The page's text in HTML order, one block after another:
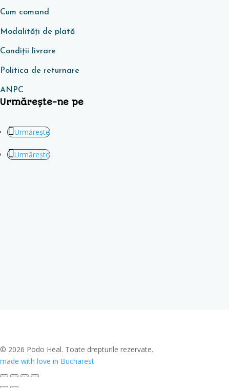
Cum comand
Modalități de plată
Condiţii livrare
Politica de returnare
ANPC
Urmărește-ne pe
Urmărește
Urmărește
© 2026 Podo Heal. Toate drepturile rezervate.
made with love in Bucharest